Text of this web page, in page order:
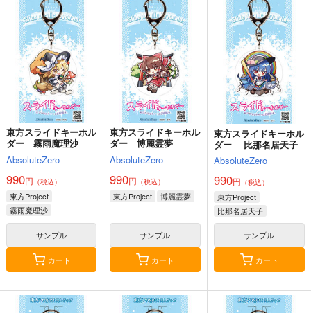
oOMNIBUS
ハイパーソニックソウ
3,025円（税込）
Fate/Grand Order
アルジュナ
カルナ
サンプル
カート
壱番地
2,860 円 （税込）
Fate/Grand Order
ギルガメッシュ〔キャスター〕×ぐだ子
サンプル
カート
ぽむ屋
770円（税込）
Fate/Grand Order
マシュ・キリエライト
リリス
サンプル
カート
東方スライドキーホル
ダー 霧雨魔理沙
AbsoluteZero
990円 （税込）
東方Project
霧雨魔理沙
サンプル
カート
東方スライドキーホル
ダー 博麗霊夢
AbsoluteZero
990円 （税込）
東方Project 博麗霊夢
サンプル
カート
東方スライドキーホル
ダー 比那名居天子
AbsoluteZero
990円 （税込）
東方Project
比那名居天子
サンプル
カート